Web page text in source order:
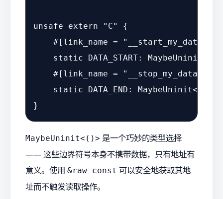
unsafe extern "C"
{
#[link_name =
"__start_my_data"
static DATA_START:
#[link_name =
"__stop_my_data"
static DATA_END: MaybeUninit<()>;
MaybeUninit<()> 是一个巧妙的类型选择
—— 这些边界符号本身不携带数据，只有地址有
意义。使用 &raw const 可以安全地获取其地
址而不触发读取操作。